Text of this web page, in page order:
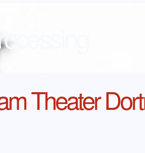
Theater